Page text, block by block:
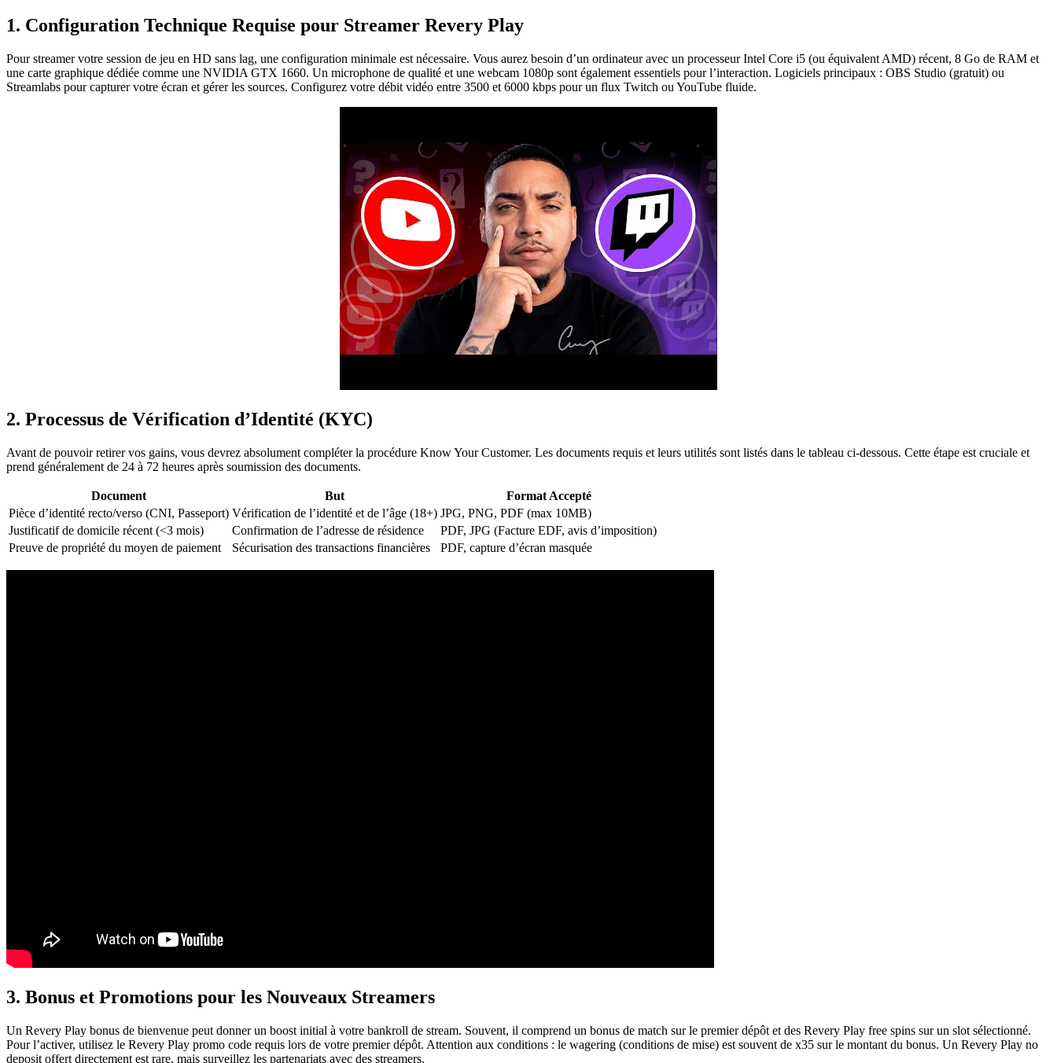
1. Configuration Technique Requise pour Streamer Revery Play
Pour streamer votre session de jeu en HD sans lag, une configuration minimale est nécessaire. Vous aurez besoin d’un ordinateur avec un processeur Intel Core i5 (ou équivalent AMD) récent, 8 Go de RAM et
une carte graphique dédiée comme une NVIDIA GTX 1660. Un microphone de qualité et une webcam 1080p sont également essentiels pour l’interaction. Logiciels principaux : OBS Studio (gratuit) ou
Streamlabs pour capturer votre écran et gérer les sources. Configurez votre débit vidéo entre 3500 et 6000 kbps pour un flux Twitch ou YouTube fluide.
2. Processus de Vérification d’Identité (KYC)
Avant de pouvoir retirer vos gains, vous devrez absolument compléter la procédure Know Your Customer. Les documents requis et leurs utilités sont listés dans le tableau ci-dessous. Cette étape est cruciale et
prend généralement de 24 à 72 heures après soumission des documents.
Document But
Format Accepté
Pièce d’identité recto/verso (CNI, Passeport) Vérification de l’identité et de l’âge (18+) JPG, PNG, PDF (max 10MB)
Justificatif de domicile récent (<3 mois)
Confirmation de l’adresse de résidence
PDF, JPG (Facture EDF, avis d’imposition)
Preuve de propriété du moyen de paiement
Sécurisation des transactions financières PDF, capture d’écran masquée
3. Bonus et Promotions pour les Nouveaux Streamers
Un Revery Play bonus de bienvenue peut donner un boost initial à votre bankroll de stream. Souvent, il comprend un bonus de match sur le premier dépôt et des Revery Play free spins sur un slot sélectionné.
Pour l’activer, utilisez le Revery Play promo code requis lors de votre premier dépôt. Attention aux conditions : le wagering (conditions de mise) est souvent de x35 sur le montant du bonus. Un Revery Play no
deposit offert directement est rare, mais surveillez les partenariats avec des streamers.